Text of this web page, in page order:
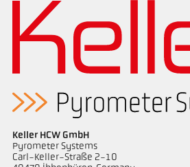
Keller HCW GmbH
Pyrometer Systems
Carl-Keller-Straße 2-10